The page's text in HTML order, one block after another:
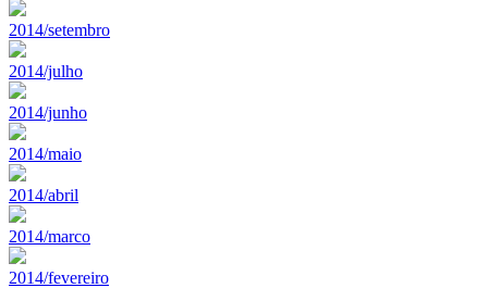
2014/setembro
2014/julho
2014/junho
2014/maio
2014/abril
2014/marco
2014/fevereiro